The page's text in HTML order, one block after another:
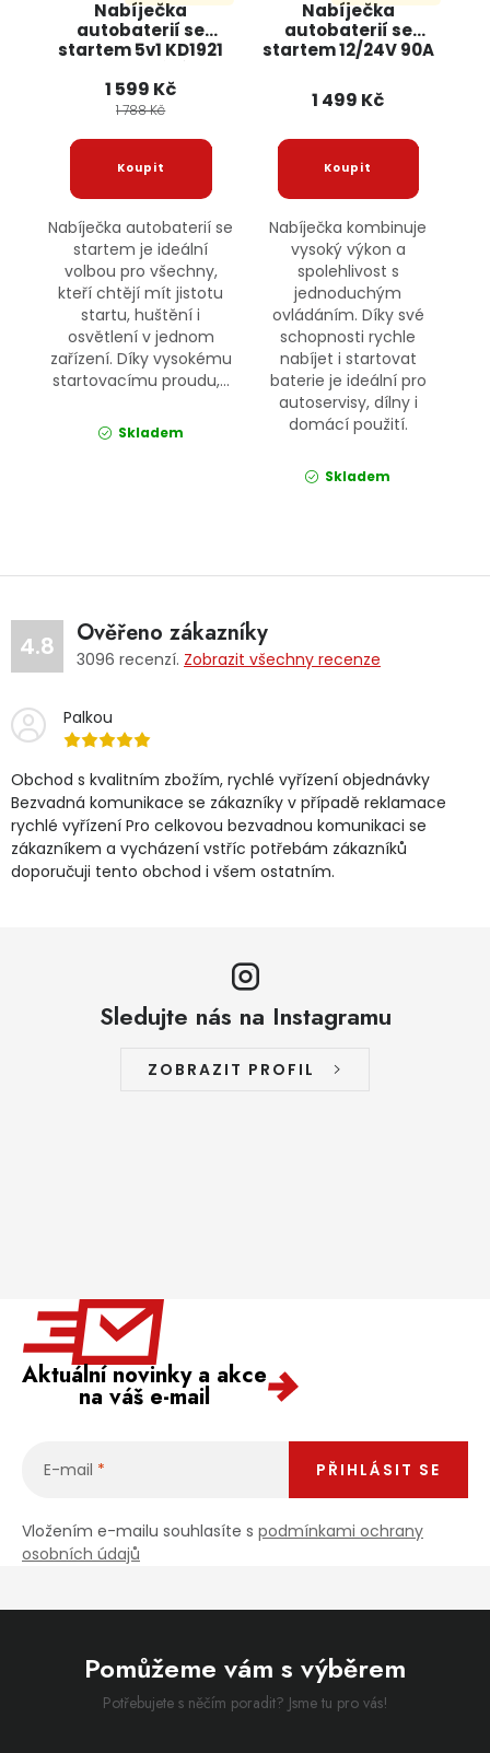
Nabíječka
autobaterií se
startem 5v1 KD1921
kompresor, svítilna
KRAFT&DELE
1 599 Kč
1 788 Kč
Nabíječka autobaterií se
startem je ideální
volbou pro všechny,
kteří chtějí mít jistotu
startu, huštění i
osvětlení v jednom
zařízení. Díky vysokému
startovacímu proudu,...
Skladem
Nabíječka
autobaterií se
startem 12/24V 90A
1 499 Kč
Nabíječka kombinuje
vysoký výkon a
spolehlivost s
jednoduchým
ovládáním. Díky své
schopnosti rychle
nabíjet i startovat
baterie je ideální pro
autoservisy, dílny i
domácí použití.
Skladem
4.8 Ověřeno zákazníky
3096 recenzí. Zobrazit všechny recenze
Palkou
Obchod s kvalitním zbožím, rychlé vyřízení objednávky
Bezvadná komunikace se zákazníky v případě reklamace
rychlé vyřízení Pro celkovou bezvadnou komunikaci se
zákazníkem a vycházení vstříc potřebám zákazníků
doporučuji tento obchod i všem ostatním.
Sledujte nás na Instagramu
ZOBRAZIT PROFIL
Aktuální novinky a akce
na váš e-mail
E-mail
Vložením e-mailu souhlasíte s podmínkami ochrany
osobních údajů
PŘIHLÁSIT SE
Pomůžeme vám s výběrem
Potřebujete s něčím poradit? Jsme tu pro vás!